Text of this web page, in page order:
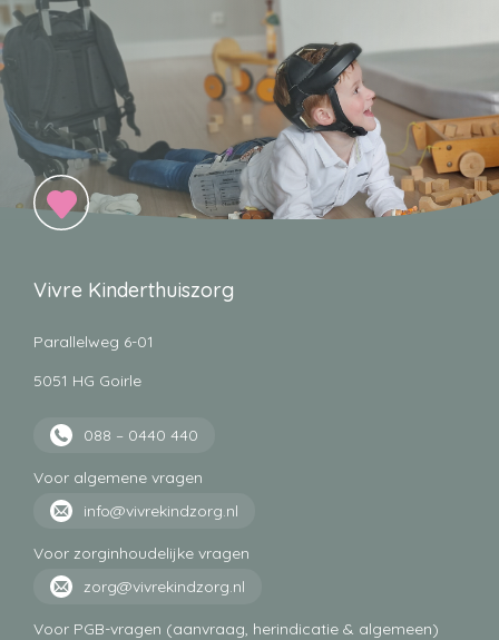
Vivre Kinderthuiszorg
Parallelweg 6-01
5051 HG Goirle
088 – 0440 440
Voor algemene vragen
info@vivrekindzorg.nl
Voor zorginhoudelijke vragen
zorg@vivrekindzorg.nl
Voor PGB-vragen (aanvraag, herindicatie & algemeen)